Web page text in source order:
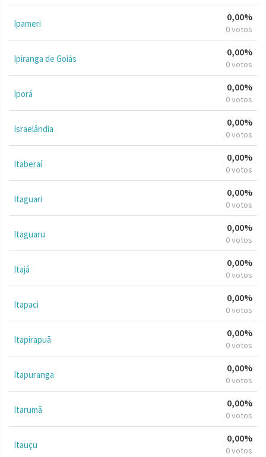
Ipameri
0,00%
0 votos
Ipiranga de Goiás
0,00%
0 votos
Iporá
0,00%
0 votos
Israelândia
0,00%
0 votos
Itaberaí
0,00%
0 votos
Itaguari
0,00%
0 votos
Itaguaru
0,00%
0 votos
Itajá
0,00%
0 votos
Itapaci
0,00%
0 votos
Itapirapuã
0,00%
0 votos
Itapuranga
0,00%
0 votos
Itarumã
0,00%
0 votos
Itauçu
0,00%
0 votos